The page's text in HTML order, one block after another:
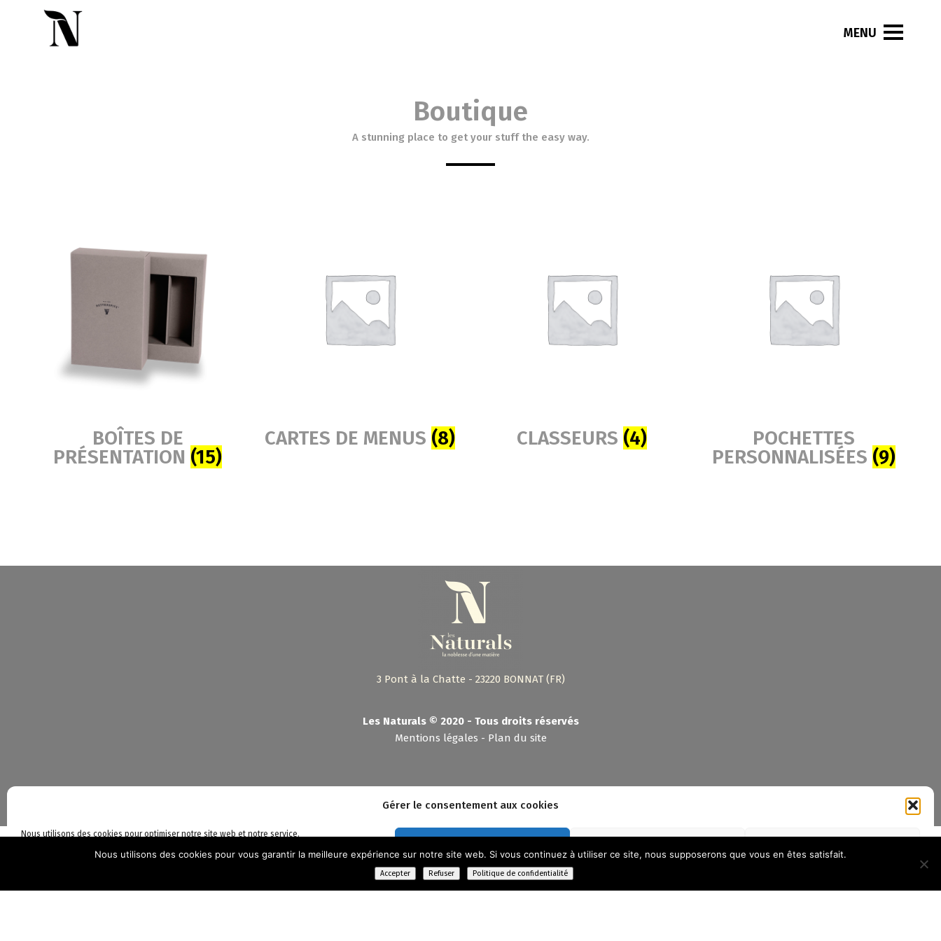
Gérer le consentement aux cookies
Nous utilisons des cookies pour optimiser notre site web et notre service.
Boutique
A stunning place to get your stuff the easy way.
BOÎTES DE
PRÉSENTATION (15)
CARTES DE MENUS (8) CLASSEURS (4)
POCHETTES
PERSONNALISÉES (9)
3 Pont à la Chatte - 23220 BONNAT (FR)
Les Naturals © 2020 - Tous droits réservés
Mentions légales - Plan du site
©Les Naturals 2020 - Stratégie : Shebam !- Hébergement :
Nous utilisons des cookies pour vous garantir la meilleure expérience sur notre site web. Si vous continuez à utiliser ce site, nous supposerons que vous en êtes satisfait.
Accepter Refuser Politique de confidentialité